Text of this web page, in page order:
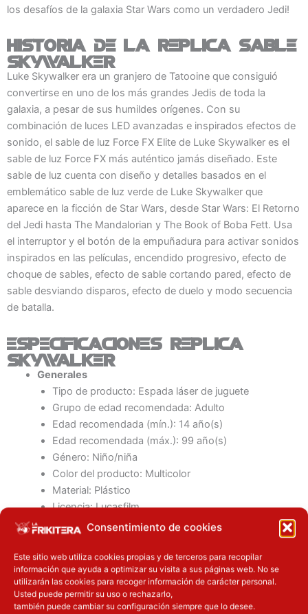
Consentimiento de cookies
Este sitio web utiliza cookies propias y de terceros para recopilar
información que ayuda a optimizar su visita a sus páginas web. No se
utilizarán las cookies para recoger información de carácter personal.
Usted puede permitir su uso o rechazarlo,
también puede cambiar su configuración siempre que lo desee.
los desafíos de la galaxia Star Wars como un verdadero Jedi!
Historia de la Replica Sable
Skywalker
Luke Skywalker era un granjero de Tatooine que consiguió
convertirse en uno de los más grandes Jedis de toda la
galaxia, a pesar de sus humildes orígenes. Con su
combinación de luces LED avanzadas e inspirados efectos de
sonido, el sable de luz Force FX Elite de Luke Skywalker es el
sable de luz Force FX más auténtico jamás diseñado. Este
sable de luz cuenta con diseño y detalles basados en el
emblemático sable de luz verde de Luke Skywalker que
aparece en la ficción de Star Wars, desde Star Wars: El Retorno
del Jedi hasta The Mandalorian y The Book of Boba Fett. Usa
el interruptor y el botón de la empuñadura para activar sonidos
inspirados en las películas, encendido progresivo, efecto de
choque de sables, efecto de sable cortando pared, efecto de
sable desviando disparos, efecto de duelo y modo secuencia
de batalla.
Especificaciones Replica
Skywalker
Generales
Tipo de producto: Espada láser de juguete
Grupo de edad recomendada: Adulto
Edad recomendada (mín.): 14 año(s)
Edad recomendada (máx.): 99 año(s)
Género: Niño/niña
Color del producto: Multicolor
Material: Plástico
Licencia: Lucasfilm
Personaje: Luke Skywalker
Iluminación: Si
Año: 2022
País de origen: China